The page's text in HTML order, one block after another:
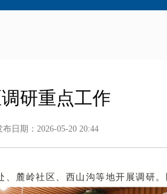
研重点工作
日期：2026-05-20 20:44
麓岭社区、西山沟等地开展调研